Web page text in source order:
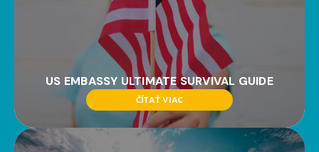
US EMBASSY ULTIMATE SURVIVAL GUIDE
ČÍTAŤ VIAC